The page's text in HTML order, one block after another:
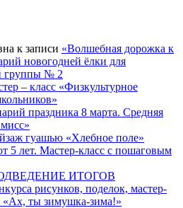
к записи «Волшебная дорожка к
новогодней ёлки для
группы № 2
– класс «Физкультурное
праздника 8 марта. Средняя
гуашью «Хлебное поле»
5 лет. Мастер-класс с пошаговым
ИТОГОВ
рисунков, поделок, мастер-
«Ах, ты зимушка-зима!»